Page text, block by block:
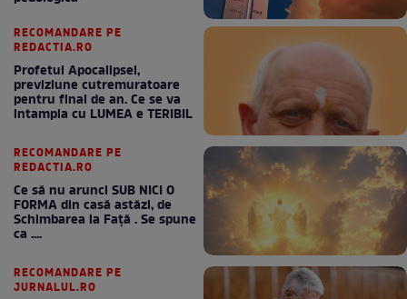
RECOMANDARE PE
REDACTIA.RO
Profetul Apocalipsei,
previziune cutremuratoare
pentru final de an. Ce se va
intampla cu LUMEA e TERIBIL
RECOMANDARE PE
REDACTIA.RO
Ce să nu arunci SUB NICI O
FORMA din casă astăzi, de
Schimbarea la Față . Se spune
ca ....
RECOMANDARE PE
JURNALUL.RO